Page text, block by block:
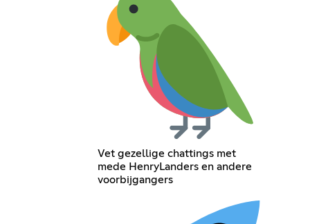
Vet gezellige chattings met
mede HenryLanders en andere
voorbijgangers